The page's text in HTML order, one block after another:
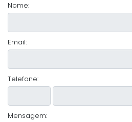
Nome:
Email:
Telefone:
Mensagem: